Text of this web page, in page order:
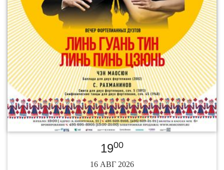
1900
16 АВГ 2026